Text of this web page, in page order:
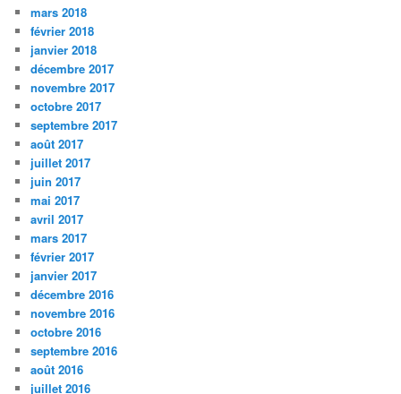
mars 2018
février 2018
janvier 2018
décembre 2017
novembre 2017
octobre 2017
septembre 2017
août 2017
juillet 2017
juin 2017
mai 2017
avril 2017
mars 2017
février 2017
janvier 2017
décembre 2016
novembre 2016
octobre 2016
septembre 2016
août 2016
juillet 2016